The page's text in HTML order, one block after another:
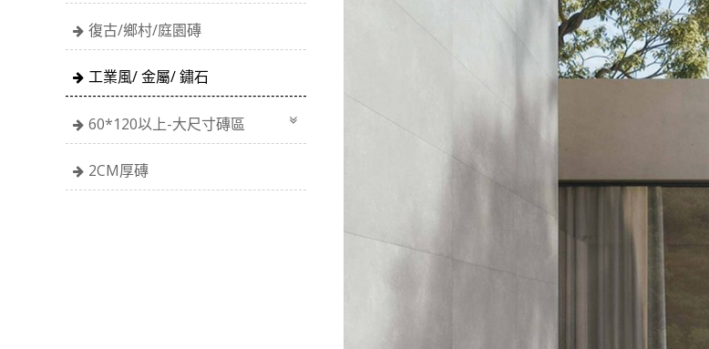
復古/鄉村/庭園磚
工業風/ 金屬/ 鏽石
60*120以上-大尺寸磚區
2CM厚磚